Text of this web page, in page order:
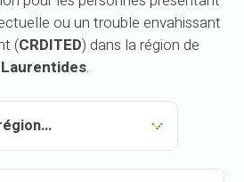
ou un trouble envahissant
(CRDITED) dans la région de
Laurentides.